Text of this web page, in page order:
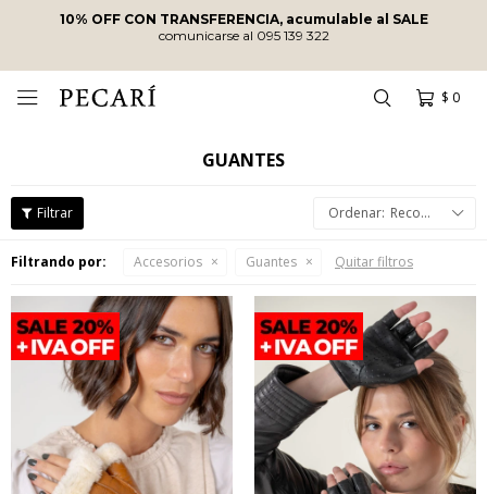
10% OFF CON TRANSFERENCIA, acumulable al SALE
comunicarse al 095 139 322
$ 0

GUANTES
Recomendados
Filtrando por: Accesorios Guantes Quitar filtros